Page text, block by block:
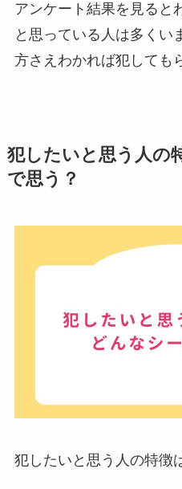
アンケート結果を見ると
と思っている人は多くい
方さえわかれば犯しても
犯したいと思う人の
で思う？
犯したいと思う人の特徴